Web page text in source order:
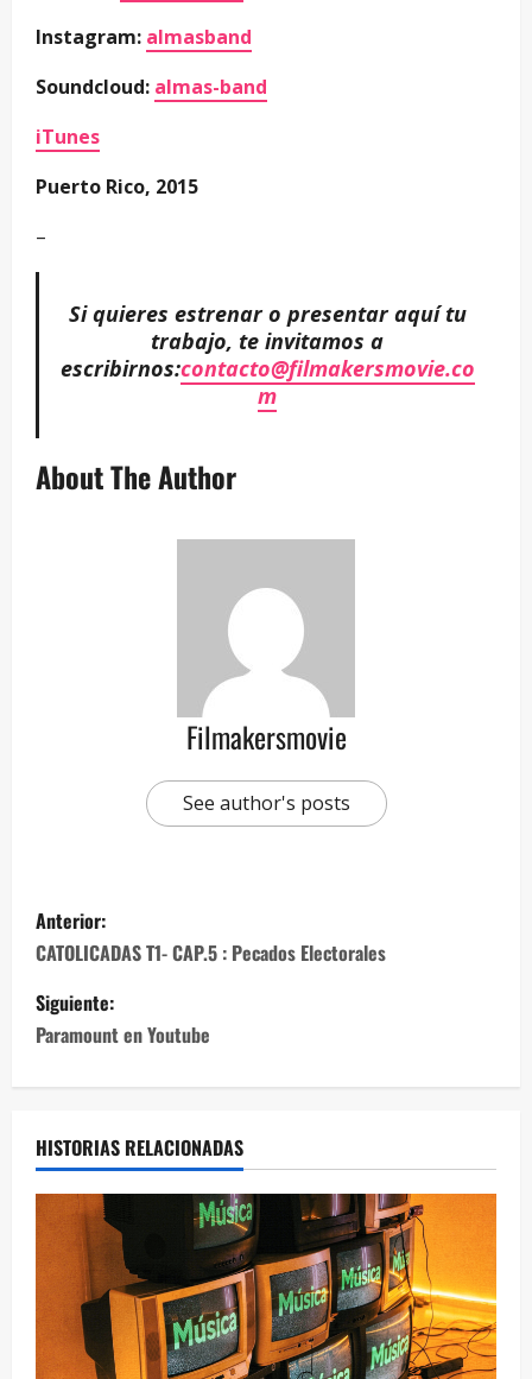
Instagram: almasband
Soundcloud: almas-band
iTunes
Puerto Rico, 2015
–
Si quieres estrenar o presentar aquí tu
trabajo, te invitamos a
escribirnos:contacto@filmakersmovie.co
m
About The Author
Filmakersmovie
See author's posts
Anterior:
CATOLICADAS T1- CAP.5 : Pecados Electorales
Siguiente:
Paramount en Youtube
HISTORIAS RELACIONADAS